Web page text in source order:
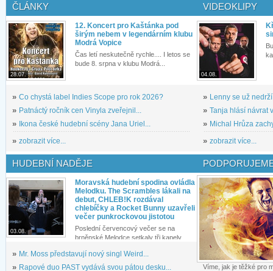
ČLÁNKY
28.07.
12. Koncert pro Kaštánka pod
širým nebem v legendárním klubu
Modrá Vopice
Čas letí neskutečně rychle.... I letos se
bude 8. srpna v klubu Modrá...
» Co chystá label Indies Scope pro rok 2026?
» Patnáctý ročník cen Vinyla zveřejnil...
» Ikona české hudební scény Jana Uriel...
» zobrazit více...
VIDEOKLIPY
04.08.
» Lenny se už
» Tanja hlásí návrat
» Michal Hrůza
» zobrazit více...
HUDEBNÍ NADĚJE
03.08.
Moravská hudební spodina ovládla
Melodku. The Scrambles lákali na
debut, CHLEB!K rozdával
chlebíčky a Rocket Bunny uzavřeli
večer punkrockovou jistotou
Poslední červencový večer se na
brněnské Melodce setkaly tři kapely...
» Mr. Moss představují nový singl Weird...
» Rapové duo PAST vydává svou pátou desku... Víme, jak je těžké pro